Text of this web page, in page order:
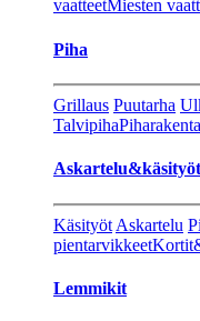
vaatteetMiesten
Piha
Grillaus Puutarha
Talvipiha
Askartelu&käsityöt
Käsityöt Askartelu
pientarvikkeet
Lemmikit